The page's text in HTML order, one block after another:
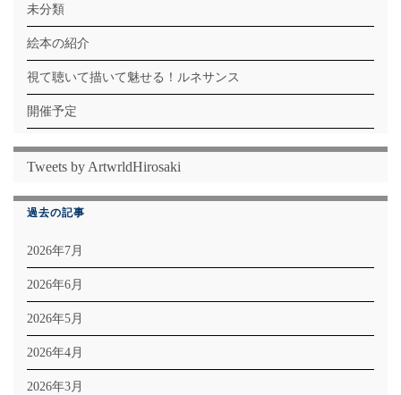
未分類
絵本の紹介
視て聴いて描いて魅せる！ルネサンス
開催予定
Tweets by ArtwrldHirosaki
過去の記事
2026年7月
2026年6月
2026年5月
2026年4月
2026年3月